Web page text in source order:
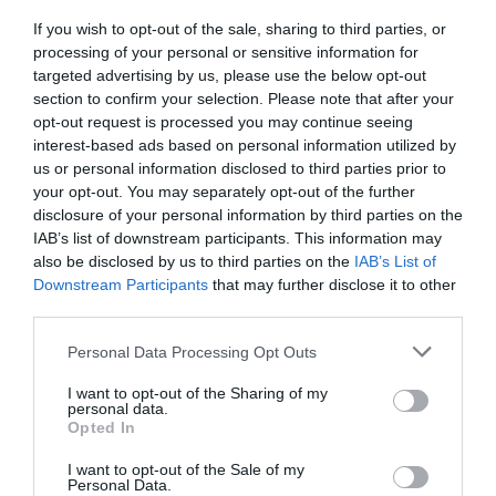
If you wish to opt-out of the sale, sharing to third parties, or
processing of your personal or sensitive information for
targeted advertising by us, please use the below opt-out
section to confirm your selection. Please note that after your
opt-out request is processed you may continue seeing
interest-based ads based on personal information utilized by
us or personal information disclosed to third parties prior to
your opt-out. You may separately opt-out of the further
disclosure of your personal information by third parties on the
IAB’s list of downstream participants. This information may
also be disclosed by us to third parties on the IAB’s List of
Downstream Participants that may further disclose it to other
Please note that this website/app uses one or more Google
not limited to your visit or usage behaviour. You may click to
grant or deny consent to Google and its third-party tags to
use your data for below specified purposes in below Google
consent section.
Personal Data Processing Opt Outs
I want to opt-out of the Sharing of my
personal data.
Opted In
I want to opt-out of the Sale of my
Personal Data.
és szervezett utazási szolgáltatásokat.
A járat emellett erősítheti Budapest szerepét a
nemzetközi konferenciaturizmus piacán is, hiszen a
közvetlen légi kapcsolat fontos szempont a nagy
nemzetközi rendezvények helyszínválasztásánál.
Amit érdemes tudni az Air Canada
Budapest – Toronto járatáról
Információ Adat
Útvonal